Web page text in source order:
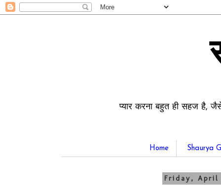
प्यार करना बहुत ही सहज है,
Home Shaurya
Friday, April